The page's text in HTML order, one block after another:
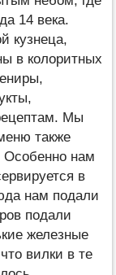
14 века.
кузнеца,
в колоритных
Мы
также
Особенно нам
в
нам подали
подали
железные
вилки в те